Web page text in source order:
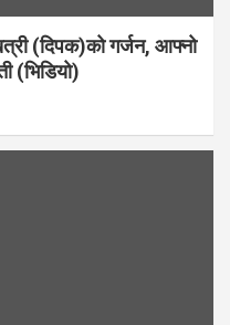
(दिपक)को गर्जन, आफ्नो
(भिडियो)